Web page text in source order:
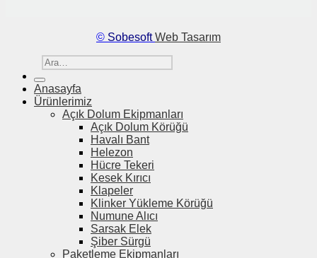
© SobesoftWeb Tasarım
Ara:
Anasayfa
Ürünlerimiz
Açık Dolum Ekipmanları
Açık Dolum Körüğü
Havalı Bant
Helezon
Hücre Tekeri
Kesek Kırıcı
Klapeler
Klinker Yükleme Körüğü
Numune Alıcı
Sarsak Elek
Şiber Sürgü
Paketleme Ekipmanları